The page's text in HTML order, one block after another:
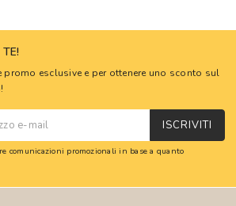
promo esclusive e per ottenere uno sconto sul
ISCRIVITI
comunicazioni promozionali in base a quanto